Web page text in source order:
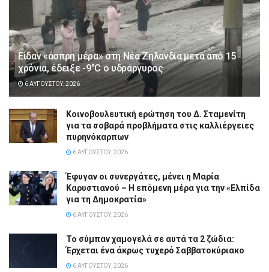
Είδαν «άσπρη μέρα» στη Νέα Ζηλανδία μετά από 15
χρόνια, έδειξε -9°C ο υδράργυρος
6 ΑΥΓΟΎΣΤΟΥ, 2026
Κοινοβουλευτική ερώτηση του Δ. Σταμενίτη
για τα σοβαρά προβλήματα στις καλλιέργειες
πυρηνόκαρπων
6 ΑΥΓΟΎΣΤΟΥ, 2026
Έφυγαν οι συνεργάτες, μένει η Μαρία
Καρυστιανού – Η επόμενη μέρα για την «Ελπίδα
για τη Δημοκρατία»
6 ΑΥΓΟΎΣΤΟΥ, 2026
Το σύμπαν χαμογελά σε αυτά τα 2 ζώδια:
Έρχεται ένα άκρως τυχερό Σαββατοκύριακο
6 ΑΥΓΟΎΣΤΟΥ, 2026